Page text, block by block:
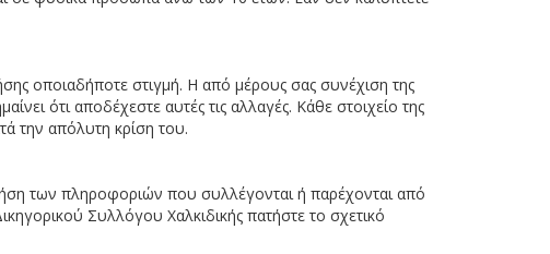
οποιαδήποτε στιγμή. Η από μέρους σας συνέχιση της
ότι αποδέχεστε αυτές τις αλλαγές. Κάθε στοιχείο της
την απόλυτη κρίση του.
των πληροφοριών που συλλέγονται ή παρέχονται από
Συλλόγου Χαλκιδικής πατήστε το σχετικό